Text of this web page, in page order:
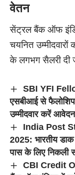
वेतन
सेंट्रल बैंक ऑफ
चयनित
के लगभग सैलरी दी
SBI YFI
एसबीआई से फैलोशिप
उम्मीदवार करें आवेदन
India Post
2025: भारतीय डाक
पास के लिए निकली
CBI Credit